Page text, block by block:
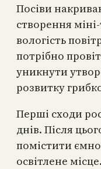
Посіви
створення
вологість
потрібно
уникнути
розвитку
Перші сходи
днів. Після
помістити
освітлене місце.